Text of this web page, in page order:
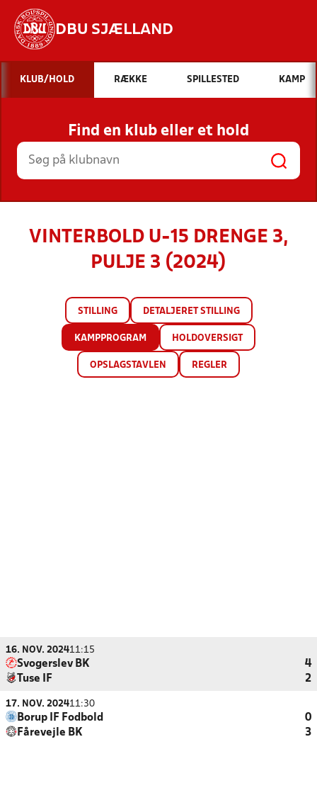
DBU SJÆLLAND
Hvad vil du søge efter?
INDHOLD OG NYHEDER
STILLINGER, RESULTATER, KLUBBER OG
HOLD
KLUB/HOLD RÆKKE SPILLESTED KAMP
Find en klub eller et hold
VINTERBOLD U-15 DRENGE 3,
PULJE 3 (2024)
STILLING DETALJERET STILLING
KAMPPROGRAM HOLDOVERSIGT
OPSLAGSTAVLEN REGLER
16. NOV. 202411:15
Svogerslev BK
4
Tuse IF
2
17. NOV. 202411:30
Borup IF Fodbold
0
Fårevejle BK
3